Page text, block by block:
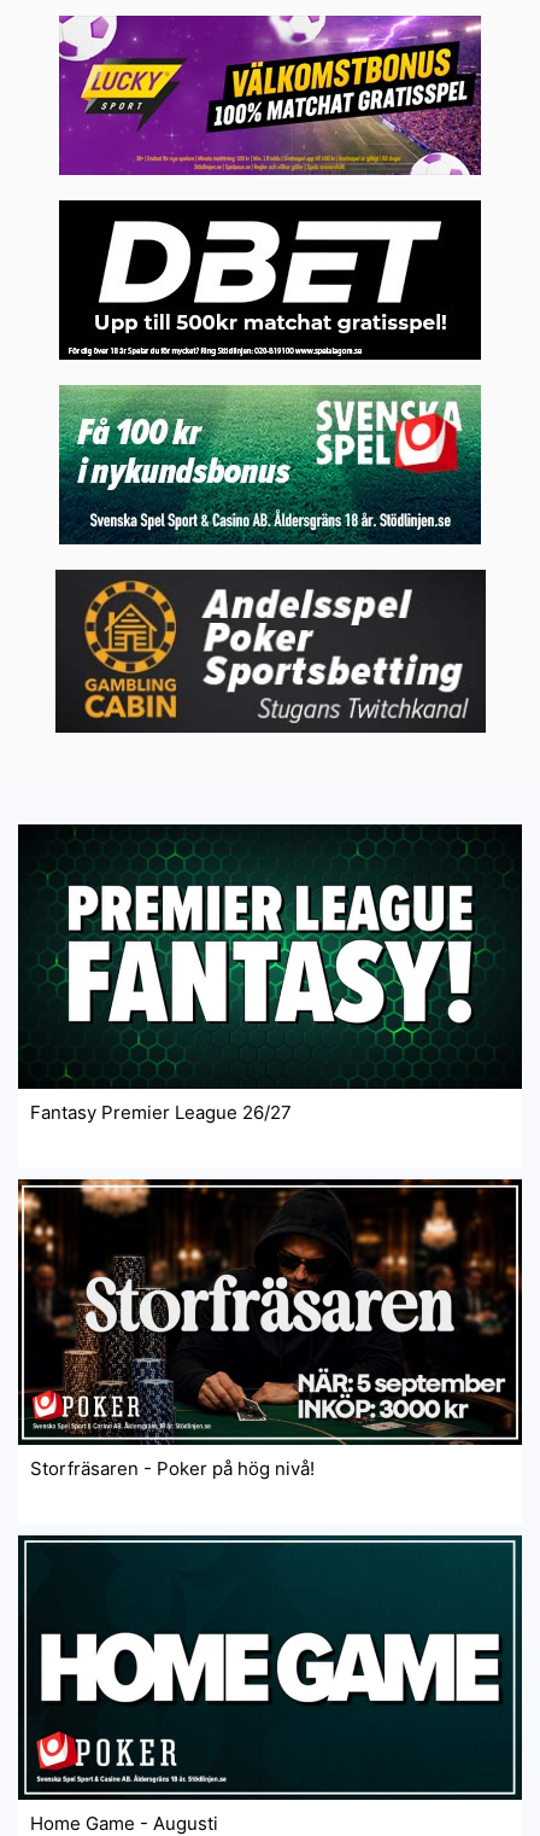
Fantasy Premier League 26/27
Storfräsaren - Poker på hög nivå!
Home Game - Augusti